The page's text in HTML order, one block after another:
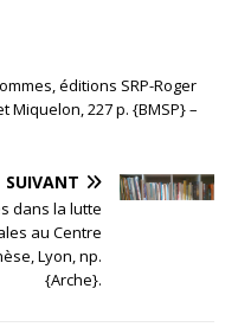
éditions SRP-Roger
Miquelon, 227 p. {BMSP} –
SUIVANT
dans la lutte
au Centre
Lyon, np.
{Arche}.